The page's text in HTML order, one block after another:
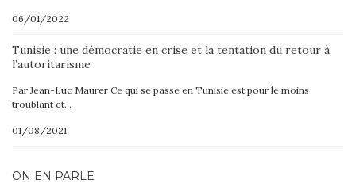
06/01/2022
Tunisie : une démocratie en crise et la tentation du retour à
l’autoritarisme
Par Jean-Luc Maurer Ce qui se passe en Tunisie est pour le moins
troublant et…
01/08/2021
ON EN PARLE